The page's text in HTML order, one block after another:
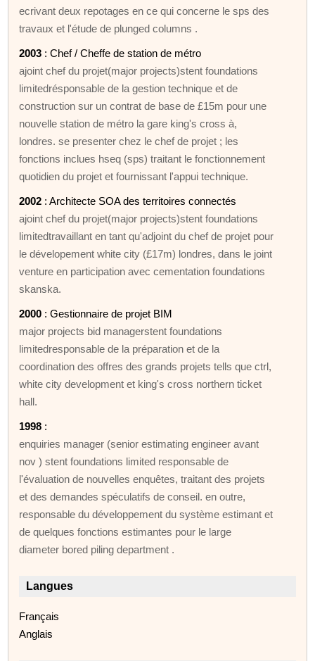
ecrivant deux repotages en ce qui concerne le sps des
travaux et l'étude de plunged columns .
2003 : Chef / Cheffe de station de métro
ajoint chef du projet(major projects)stent foundations
limitedrésponsable de la gestion technique et de
construction sur un contrat de base de £15m pour une
nouvelle station de métro la gare king's cross à,
londres. se presenter chez le chef de projet ; les
fonctions inclues hseq (sps) traitant le fonctionnement
quotidien du projet et fournissant l'appui technique.
2002 : Architecte SOA des territoires connectés
ajoint chef du projet(major projects)stent foundations
limitedtravaillant en tant qu'adjoint du chef de projet pour
le dévelopement white city (£17m) londres, dans le joint
venture en participation avec cementation foundations
skanska.
2000 : Gestionnaire de projet BIM
major projects bid managerstent foundations
limitedresponsable de la préparation et de la
coordination des offres des grands projets tells que ctrl,
white city development et king's cross northern ticket
hall.
1998 :
enquiries manager (senior estimating engineer avant
nov ) stent foundations limited responsable de
l'évaluation de nouvelles enquêtes, traitant des projets
et des demandes spéculatifs de conseil. en outre,
responsable du développement du système estimant et
de quelques fonctions estimantes pour le large
diameter bored piling department .
Langues
Français
Anglais